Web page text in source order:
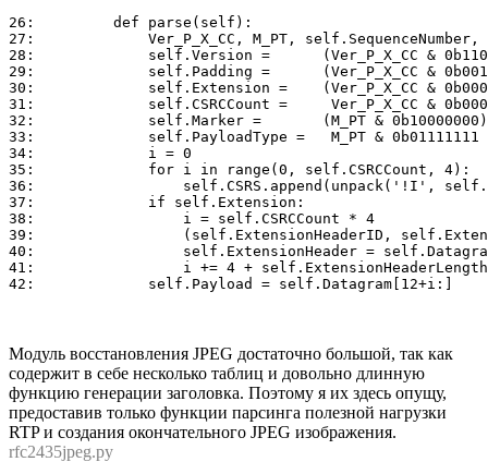
26:	    def parse(self):
27:	        Ver_P_X_CC, M_PT, self.SequenceNumber, self.Timestamp, self.SyncSourceIdentifier = unpack('!BBHII', self.Datagram[:12])
28:	        self.Version =      (Ver_P_X_CC & 0b11000000) >> 6
29:	        self.Padding =      (Ver_P_X_CC & 0b00100000) >> 5
30:	        self.Extension =    (Ver_P_X_CC & 0b00010000) >> 4
31:	        self.CSRCCount =     Ver_P_X_CC & 0b00001111
32:	        self.Marker =       (M_PT & 0b10000000) >> 7
33:	        self.PayloadType =   M_PT & 0b01111111
34:	        i = 0
35:	        for i in range(0, self.CSRCCount, 4):
36:	            self.CSRS.append(unpack('!I', self.Datagram[12+i:16+i]))
37:	        if self.Extension:
38:	            i = self.CSRCCount * 4
39:	            (self.ExtensionHeaderID, self.ExtensionHeaderLength) = unpack('!HH', self.Datagram[12+i:16+i])
40:	            self.ExtensionHeader = self.Datagram[16+i:16+i+self.ExtensionHeaderLength]
41:	            i += 4 + self.ExtensionHeaderLength
Модуль восстановления JPEG достаточно большой, так как
содержит в себе несколько таблиц и довольно длинную
функцию генерации заголовка. Поэтому я их здесь опущу,
предоставив только функции парсинга полезной нагрузки
RTP и создания окончательного JPEG изображения.
rfc2435jpeg.py